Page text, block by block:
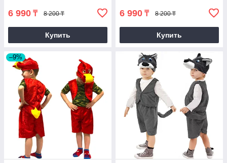
6 990 ₸ 8 200 ₸
Купить
6 990 ₸ 8 200 ₸
Купить
–9%